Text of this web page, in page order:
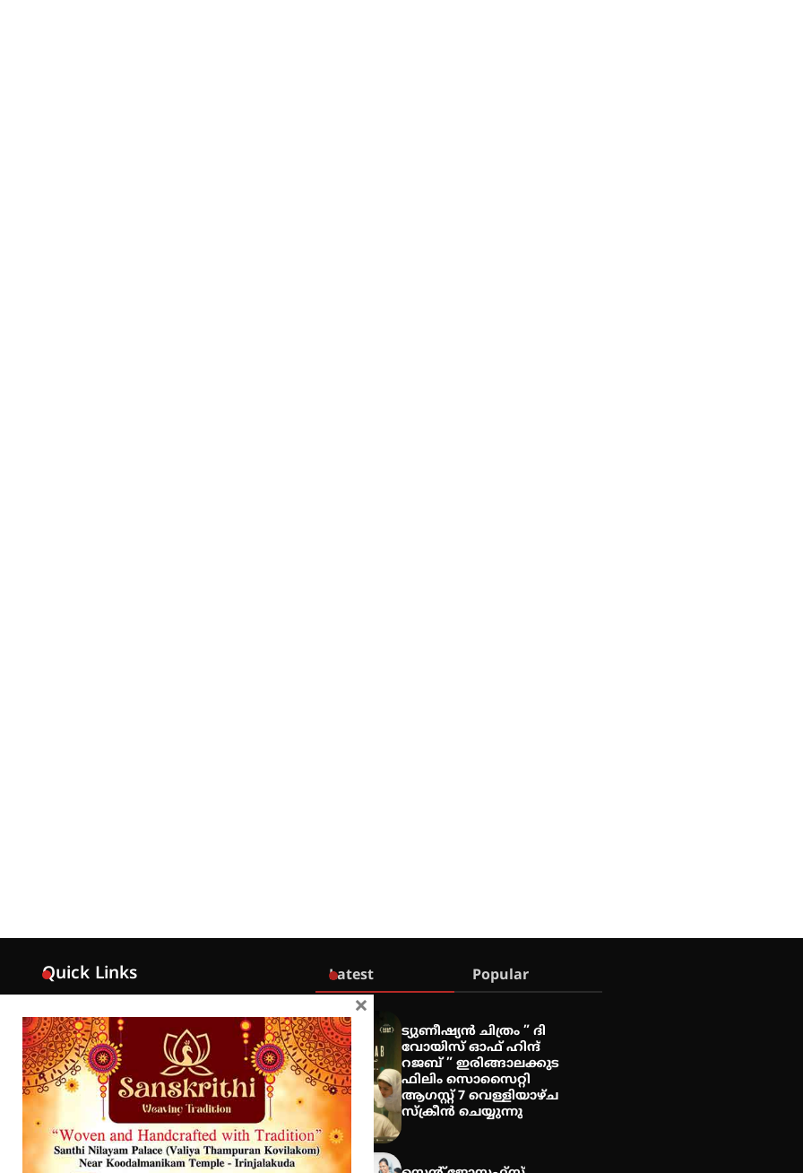
Quick Links
Latest
Exclusive
Sanchari
Contact
Crime
Latest Popular
ട്യുണീഷ്യൻ ചിത്രം ” ദി
വോയിസ് ഓഫ് ഹിന്ദ്
റജബ് ” ഇരിങ്ങാലക്കുട
ഫിലിം സൊസൈറ്റി
ആഗസ്റ്റ് 7 വെള്ളിയാഴ്ച
സ്‌ക്രീൻ ചെയ്യുന്നു
×